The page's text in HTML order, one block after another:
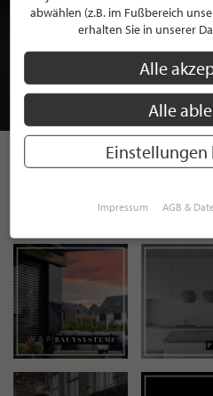
BEWERBEN SIE SICH
MITGLIEDSCHAFT
JETZT GRATIS
abwählen (z.B. im Fußbereich
erhalten Sie in unserer
Alle
Alle
Impressum AGB &